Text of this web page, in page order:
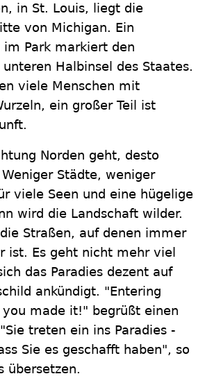
in St. Louis, liegt die
von Michigan. Ein
Park markiert den
Halbinsel des Staates.
viele Menschen mit
ein großer Teil ist
Norden geht, desto
Städte, weniger
viele Seen und eine hügelige
wird die Landschaft wilder.
Straßen, auf denen immer
ist. Es geht nicht mehr viel
das Paradies dezent auf
ankündigt. "Entering
you made it!" begrüßt einen
treten ein ins Paradies -
Sie es geschafft haben", so
übersetzen.